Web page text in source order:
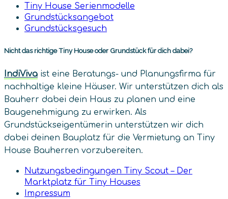
Tiny House Serienmodelle
Grundstücksangebot
Grundstücksgesuch
Nicht das richtige Tiny House oder Grundstück für dich dabei?
IndiViva ist eine Beratungs- und Planungsfirma für
nachhaltige kleine Häuser. Wir unterstützen dich als
Bauherr dabei dein Haus zu planen und eine
Baugenehmigung zu erwirken. Als
Grundstückseigentümerin unterstützen wir dich
dabei deinen Bauplatz für die Vermietung an Tiny
House Bauherren vorzubereiten.
Nutzungsbedingungen Tiny Scout – Der
Marktplatz für Tiny Houses
Impressum